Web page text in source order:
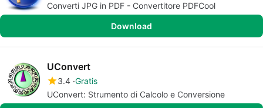
Converti JPG in PDF - Convertitore PDFCool
Download
UConvert
3.4 Gratis
UConvert: Strumento di Calcolo e Conversione